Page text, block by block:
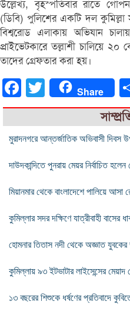
উল্লেখ্য, বৃহস্পতিবার রাতে
(ডিবি) পুলিশের একটি দল
বিশ্বরোড এলাকায় অভিযান
প্রাইভেটকারে তল্লাশী চালিয়ে
তাদের গ্রেফতার করা হয়।
FacebookTwitter Share
মুরাদনগরে আন্তর্জাতিক অভিবাসী দিবস
দাউদকান্দিতে পুনরায় মেয়র নির্বাচিত
মিয়ানমার থেকে বাংলাদেশে পালিয়ে আসা
কুমিল্লার সদর দক্ষিণে যাত্রীবাহী বাসের
হোমনার তিতাস নদী থেকে অজ্ঞাত যুবকের
কুমিল্লায় ৯৩ ইটভাটার লাইসেন্সের মেয়াদ
১৩ বছরের শিশুকে ধর্ষণের প্রতিবাদে